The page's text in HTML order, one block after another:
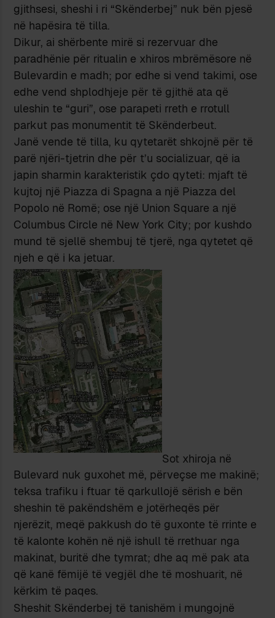
gjithsesi, sheshi i ri “Skënderbej” nuk bën pjesë
në hapësira të tilla.
Dikur, ai shërbente mirë si rezervuar dhe
paradhënie për ritualin e xhiros mbrëmësore në
Bulevardin e madh; por edhe si vend takimi, ose
edhe vend shplodhjeje për të gjithë ata që
uleshin te “guri”, ose parapeti rreth e rrotull
parkut pas monumentit të Skënderbeut.
Janë vende të tilla, ku qytetarët shkojnë për të
parë njëri-tjetrin dhe për t’u socializuar, që ia
japin sharmin karakteristik çdo qyteti: mjaft të
kujtoj një Piazza di Spagna a një Piazza del
Popolo në Romë; ose një Union Square a një
Columbus Circle në New York City; por kushdo
mund të sjellë shembuj të tjerë, nga qytetet që
njeh e që i ka jetuar.
Sot xhiroja në
Bulevard nuk guxohet më, përveçse me makinë;
teksa trafiku i ftuar të qarkullojë sërish e bën
sheshin të pakëndshëm e jotërheqës për
njerëzit, meqë pakkush do të guxonte të rrinte e
të kalonte kohën në një ishull të rrethuar nga
makinat, buritë dhe tymrat; dhe aq më pak ata
që kanë fëmijë të vegjël dhe të moshuarit, në
kërkim të paqes.
Sheshit Skënderbej të tanishëm i mungojnë